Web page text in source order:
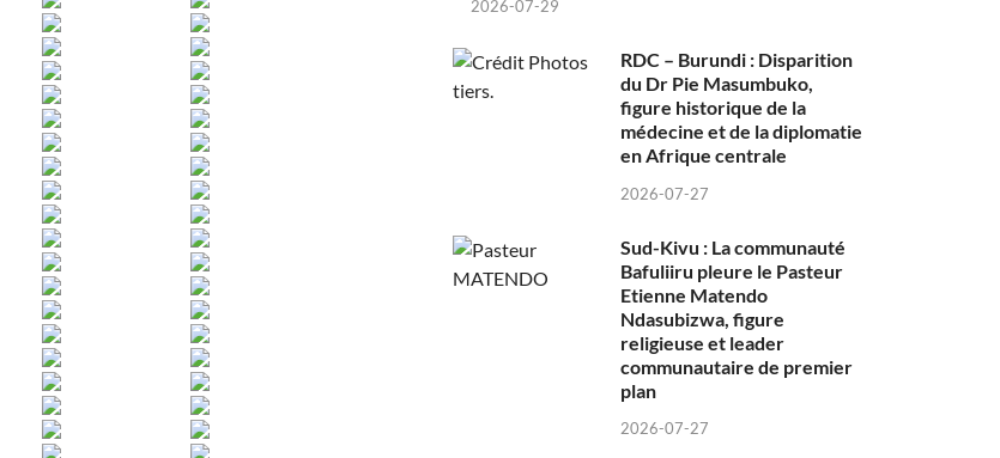
2026-07-29
RDC – Burundi : Disparition
du Dr Pie Masumbuko,
figure historique de la
médecine et de la diplomatie
en Afrique centrale
2026-07-27
Sud-Kivu : La communauté
Bafuliiru pleure le Pasteur
Etienne Matendo
Ndasubizwa, figure
religieuse et leader
communautaire de premier
plan
2026-07-27